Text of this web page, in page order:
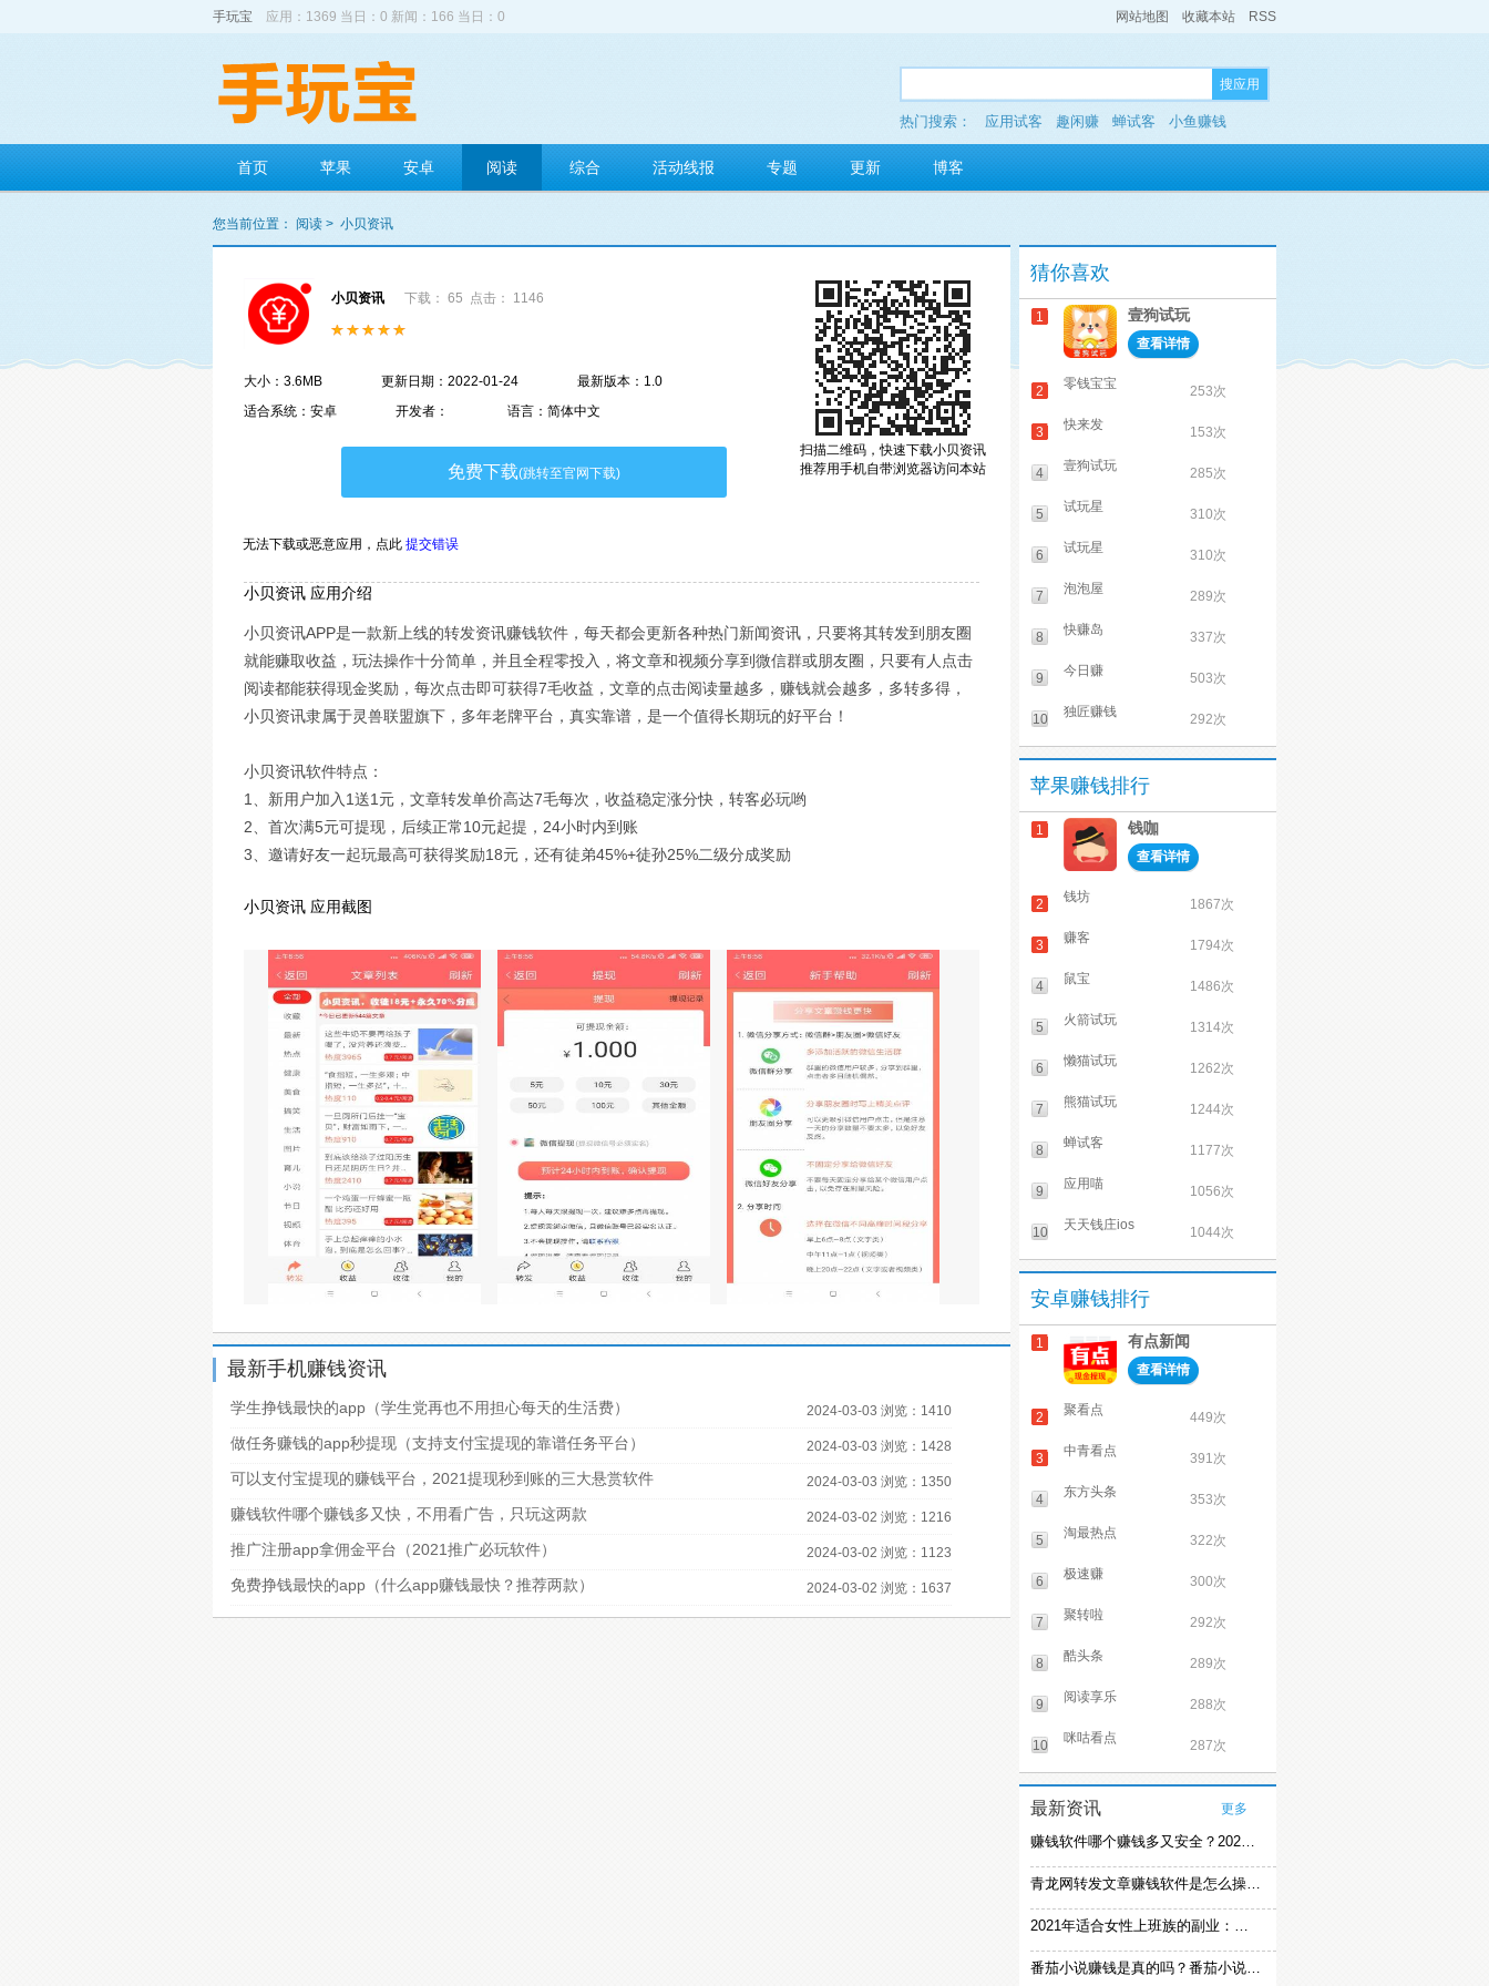
手玩宝 应用：1369 当日：0 新闻：166 当日：0 网站地图 收藏本站 RSS
搜应用
热门搜索： 应用试客 趣闲赚 蝉试客 小鱼赚钱
多玩红包
首页 苹果 安卓 阅读 综合 活动线报 专题 更新 博客
您当前位置： 阅读 > 小贝资讯
扫描二维码，快速下载小贝资讯
推荐用手机自带浏览器访问本站
小贝资讯 下载： 65 点击： 1146
大小：3.6MB 更新日期：2022-01-24
最新版本：1.0
适合系统：安卓
开发者： 语言：简体中文
免费下载(跳转至官网下载)
无法下载或恶意应用， 点此 提交错误
小贝资讯 应用介绍
小贝资讯APP是一款新上线的转发资讯赚钱软件，每天都会更新各种热门新闻资讯，只要将其转发到朋友圈
就能赚取收益，玩法操作十分简单，并且全程零投入，将文章和视频分享到微信群或朋友圈，只要有人点击
阅读都能获得现金奖励，每次点击即可获得7毛收益，文章的点击阅读量越多，赚钱就会越多，多转多得，
小贝资讯隶属于灵兽联盟旗下，多年老牌平台，真实靠谱，是一个值得长期玩的好平台！
小贝资讯软件特点：
1、新用户加入1送1元，文章转发单价高达7毛每次，收益稳定涨分快，转客必玩哟
2、首次满5元可提现，后续正常10元起提，24小时内到账
3、邀请好友一起玩最高可获得奖励18元，还有徒弟45%+徒孙25%二级分成奖励
小贝资讯 应用截图
最新手机赚钱资讯
学生挣钱最快的app（学生党再也不用担心每天的生活费） 2024-03-03 浏览：1410
做任务赚钱的app秒提现（支持支付宝提现的靠谱任务平台） 2024-03-03 浏览：1428
可以支付宝提现的赚钱平台，2021提现秒到账的三大悬赏软件 2024-03-03 浏览：1350
赚钱软件哪个赚钱多又快，不用看广告，只玩这两款 2024-03-02 浏览：1216
推广注册app拿佣金平台（2021推广必玩软件） 2024-03-02 浏览：1123
免费挣钱最快的app（什么app赚钱最快？推荐两款） 2024-03-02 浏览：1637
猜你喜欢
1 壹狗试玩
查看详情
2 零钱宝宝 253次
3 快来发 153次
4 壹狗试玩 285次
5 试玩星 310次
6 试玩星 310次
7 泡泡屋 289次
8 快赚岛 337次
9 今日赚 503次
10 独匠赚钱 292次
苹果赚钱排行
1 钱咖
查看详情
2 钱坊 1867次
3 赚客 1794次
4 鼠宝 1486次
5 火箭试玩 1314次
6 懒猫试玩 1262次
7 熊猫试玩 1244次
8 蝉试客 1177次
9 应用喵 1056次
10 天天钱庄ios 1044次
安卓赚钱排行
1 有点新闻
查看详情
2 聚看点 449次
3 中青看点 391次
4 东方头条 353次
5 淘最热点 322次
6 极速赚 300次
7 聚转啦 292次
8 酷头条 289次
9 阅读享乐 288次
10 咪咕看点 287次
最新资讯 更多
赚钱软件哪个赚钱多又安全？2021精选赚钱软件
青龙网转发文章赚钱软件是怎么操作的？
2021年适合女性上班族的副业：女生在家赚钱兼职推荐
番茄小说赚钱是真的吗？番茄小说怎么操作赚钱